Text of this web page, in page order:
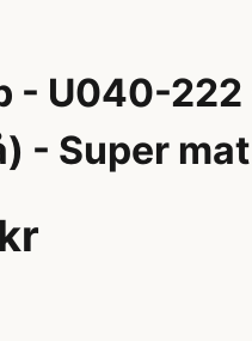
- U040-222
- Super